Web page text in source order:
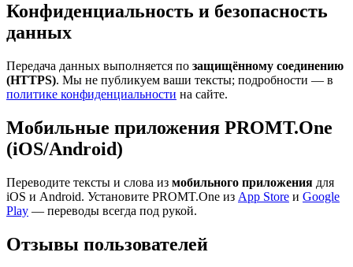
Конфиденциальность и безопасность
данных
Передача данных выполняется по защищённому соединению
(HTTPS). Мы не публикуем ваши тексты; подробности — в
политике конфиденциальности на сайте.
Мобильные приложения PROMT.One
(iOS/Android)
Переводите тексты и слова из мобильного приложения для
iOS и Android. Установите PROMT.One из App Store и Google
Play — переводы всегда под рукой.
Отзывы пользователей